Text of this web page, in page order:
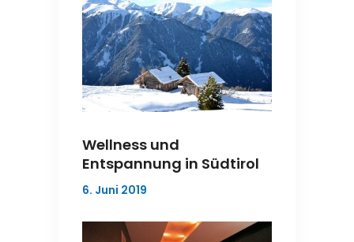
Wellness und
Entspannung in Südtirol
6. Juni 2019